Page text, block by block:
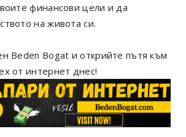
финансови цели и да
на живота си.
Beden Bogat и открийте пътя към
от интернет днес!